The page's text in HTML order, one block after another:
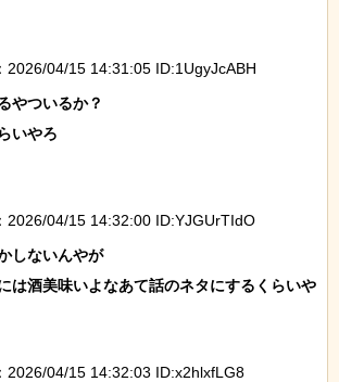
2026/04/15 14:31:05 ID:1UgyJcABH
やついるか？
いやろ
2026/04/15 14:32:00 ID:YJGUrTIdO
しないんやが
は酒美味いよなあて話のネタにするくらいや
2026/04/15 14:32:03 ID:x2hlxfLG8